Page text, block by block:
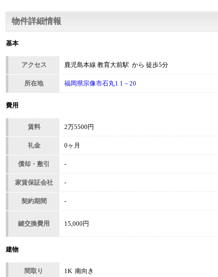
物件詳細情報
基本
アクセス 鹿児島本線 教育大前駅 から 徒歩5分
所在地 福岡県宗像市石丸1 1－20
費用
賃料 2万5500円
礼金 0ヶ月
償却・敷引 -
家賃保証会社 -
契約期間 -
鍵交換費用 15,000円
建物
間取り 1K 南向き